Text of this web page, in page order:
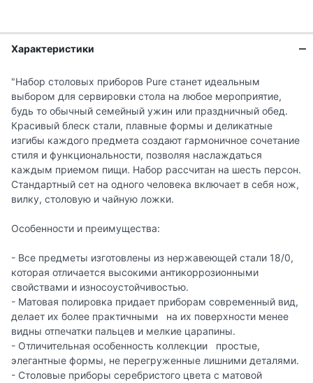
Характеристики
"Набор столовых приборов Pure станет идеальным
выбором для сервировки стола на любое мероприятие,
будь то обычный семейный ужин или праздничный обед.
Красивый блеск стали, плавные формы и деликатные
изгибы каждого предмета создают гармоничное сочетание
стиля и функциональности, позволяя наслаждаться
каждым приемом пищи. Набор рассчитан на шесть персон.
Стандартный сет на одного человека включает в себя нож,
вилку, столовую и чайную ложки.
Особенности и преимущества:
- Все предметы изготовлены из нержавеющей стали 18/0,
которая отличается высокими антикоррозионными
свойствами и износоустойчивостью.
- Матовая полировка придает приборам современный вид,
делает их более практичными на их поверхности менее
видны отпечатки пальцев и мелкие царапины.
- Отличительная особенность коллекции простые,
элегантные формы, не перегруженные лишними деталями.
- Столовые приборы серебристого цвета с матовой